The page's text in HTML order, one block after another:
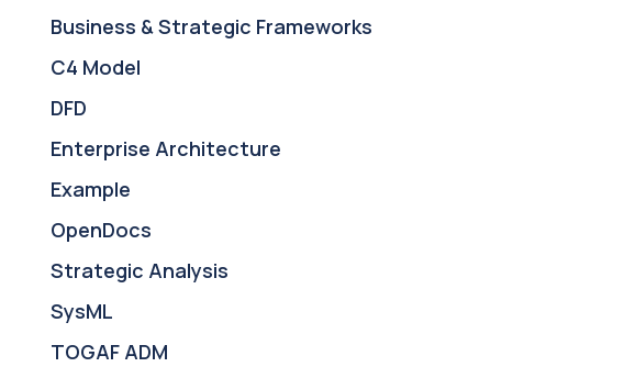
Business & Strategic Frameworks
C4 Model
DFD
Enterprise Architecture
Example
OpenDocs
Strategic Analysis
SysML
TOGAF ADM